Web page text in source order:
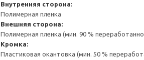
Внутренняя сторона:
Полимерная пленка
Внешняя сторона:
Полимерная пленка (мин. 90 %
Кромка:
Пластиковая окантовка (мин. 50 %